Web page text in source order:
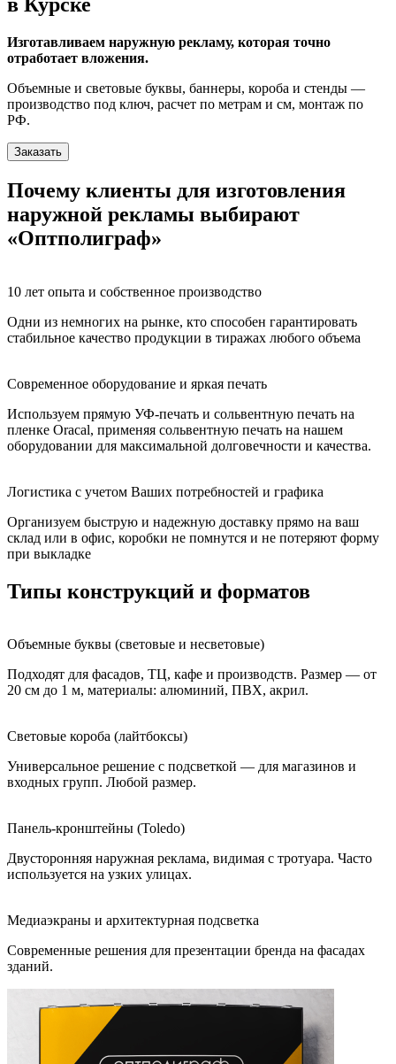
Изготавливаем наружную рекламу, которая точно
отработает вложения.
Объемные и световые буквы, баннеры, короба и стенды —
производство под ключ, расчет по метрам и см, монтаж по
РФ.
Заказать
Почему клиенты для изготовления
наружной рекламы выбирают
«Оптполиграф»
10 лет опыта и собственное производство
Одни из немногих на рынке, кто способен гарантировать
стабильное качество продукции в тиражах любого объема
Современное оборудование и яркая печать
Используем прямую УФ-печать и сольвентную печать на
пленке Oracal, применяя сольвентную печать на нашем
оборудовании для максимальной долговечности и качества.
Логистика с учетом Ваших потребностей и графика
Организуем быструю и надежную доставку прямо на ваш
склад или в офис, коробки не помнутся и не потеряют форму
при выкладке
Типы конструкций и форматов
Объемные буквы (световые и несветовые)
Подходят для фасадов, ТЦ, кафе и производств. Размер — от
20 см до 1 м, материалы: алюминий, ПВХ, акрил.
Световые короба (лайтбоксы)
Универсальное решение с подсветкой — для магазинов и
входных групп. Любой размер.
Панель-кронштейны (Toledo)
Двусторонняя наружная реклама, видимая с тротуара. Часто
используется на узких улицах.
Медиаэкраны и архитектурная подсветка
Современные решения для презентации бренда на фасадах
зданий.